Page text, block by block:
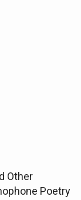
Other
Poetry